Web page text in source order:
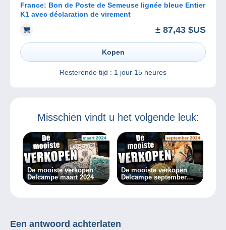
France: Bon de Poste de Semeuse lignée bleue Entier
K1 avec déclaration de virement
± 87,43 $US
Kopen
Resterende tijd : 1 jour 15 heures
Misschien vindt u het volgende leuk:
De mooiste verkopen
Delcampe maart 2024
De mooiste verkopen
Delcampe september
2024
Een antwoord achterlaten